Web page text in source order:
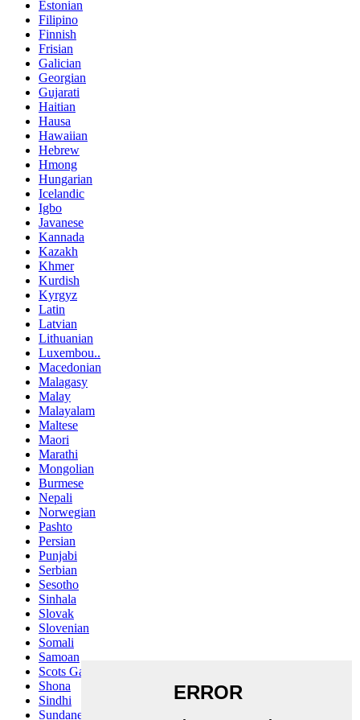
Estonian
Filipino
Finnish
Frisian
Galician
Georgian
Gujarati
Haitian
Hausa
Hawaiian
Hebrew
Hmong
Hungarian
Icelandic
Igbo
Javanese
Kannada
Kazakh
Khmer
Kurdish
Kyrgyz
Latin
Latvian
Lithuanian
Luxembou..
Macedonian
Malagasy
Malay
Malayalam
Maltese
Maori
Marathi
Mongolian
Burmese
Nepali
Norwegian
Pashto
Persian
Punjabi
Serbian
Sesotho
Sinhala
Slovak
Slovenian
Somali
Samoan
Scots Gaelic
Shona
Sindhi
Sundanese